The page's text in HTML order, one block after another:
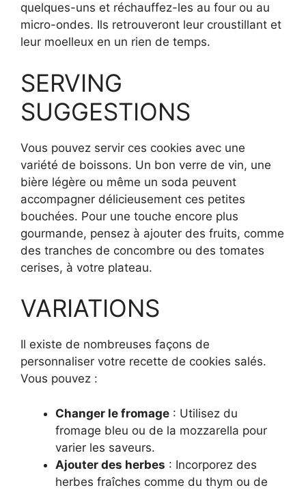
quelques-uns et réchauffez-les au four ou au
micro-ondes. Ils retrouveront leur croustillant et
leur moelleux en un rien de temps.
SERVING
SUGGESTIONS
Vous pouvez servir ces cookies avec une
variété de boissons. Un bon verre de vin, une
bière légère ou même un soda peuvent
accompagner délicieusement ces petites
bouchées. Pour une touche encore plus
gourmande, pensez à ajouter des fruits, comme
des tranches de concombre ou des tomates
cerises, à votre plateau.
VARIATIONS
Il existe de nombreuses façons de
personnaliser votre recette de cookies salés.
Vous pouvez :
Changer le fromage : Utilisez du
fromage bleu ou de la mozzarella pour
varier les saveurs.
Ajouter des herbes : Incorporez des
herbes fraîches comme du thym ou de